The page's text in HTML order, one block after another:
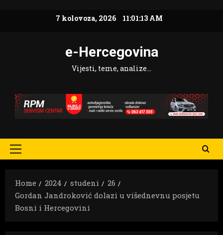
7 kolovoza, 2026 11:01:14 AM
e-Hercegovina
Vijesti, teme, analize…
Primary
Home
2024 studeni
26
Gordan Jandroković dolazi u višednevnu posjetu
Bosni i Hercegovini